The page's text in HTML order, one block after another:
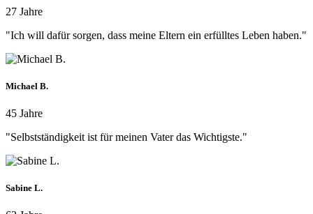
27 Jahre
"Ich will dafür sorgen, dass meine Eltern ein erfülltes Leben haben."
Michael B.
45 Jahre
"Selbstständigkeit ist für meinen Vater das Wichtigste."
Sabine L.